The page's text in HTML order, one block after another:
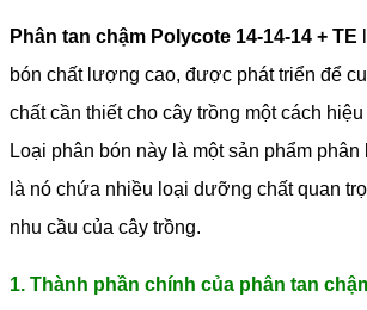
Phân tan chậm Polycote 14-14-14 + TE
bón chất lượng cao, được phát triển để
chất cần thiết cho cây trồng một cách
Loại phân bón này là một sản phẩm
là nó chứa nhiều loại dưỡng chất quan
nhu cầu của cây trồng.
1. Thành phần chính của phân tan